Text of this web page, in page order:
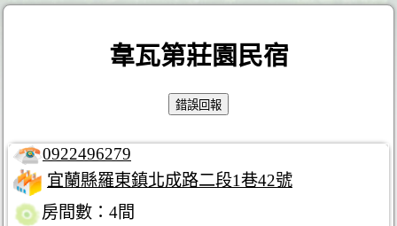
韋瓦第莊園民宿
0922496279
宜蘭縣羅東鎮北成路二段1巷42號
房間數：4間